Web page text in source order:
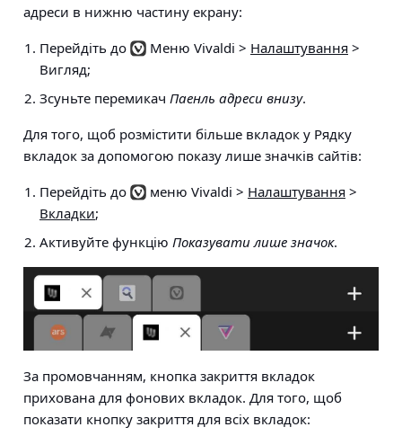
адреси в нижню частину екрану:
Перейдіть до
Меню Vivaldi > Налаштування >
Вигляд;
Зсуньте перемикач Паенль адреси внизу.
Для того, щоб розмістити більше вкладок у Рядку
вкладок за допомогою показу лише значків сайтів:
Перейдіть до
меню Vivaldi > Налаштування >
Вкладки;
Активуйте функцію Показувати лише значок.
За промовчанням, кнопка закриття вкладок
прихована для фонових вкладок. Для того, щоб
показати кнопку закриття для всіх вкладок: